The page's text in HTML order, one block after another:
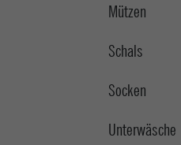
Mützen
Schals
Socken
Unterwäsche